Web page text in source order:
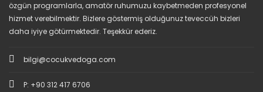
özgün programlarla, amatör ruhumuzu kaybetmeden profesyonel
hizmet verebilmektir. Bizlere göstermiş olduğunuz teveccüh bizleri
daha iyiye götürmektedir. Teşekkür ederiz.
bilgi@cocukvedoga.com
P: +90 312 417 6706